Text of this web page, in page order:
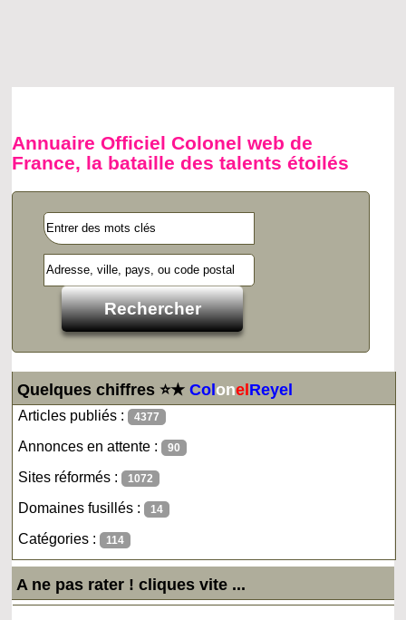
Annuaire Officiel Colonel web de
France, la bataille des talents étoilés
Quelques chiffres ⭐★ColonelReyel
Articles publiés : 4377
Annonces en attente : 90
Sites réformés : 1072
Domaines fusillés : 14
Catégories : 114
A ne pas rater ! cliques vite ...